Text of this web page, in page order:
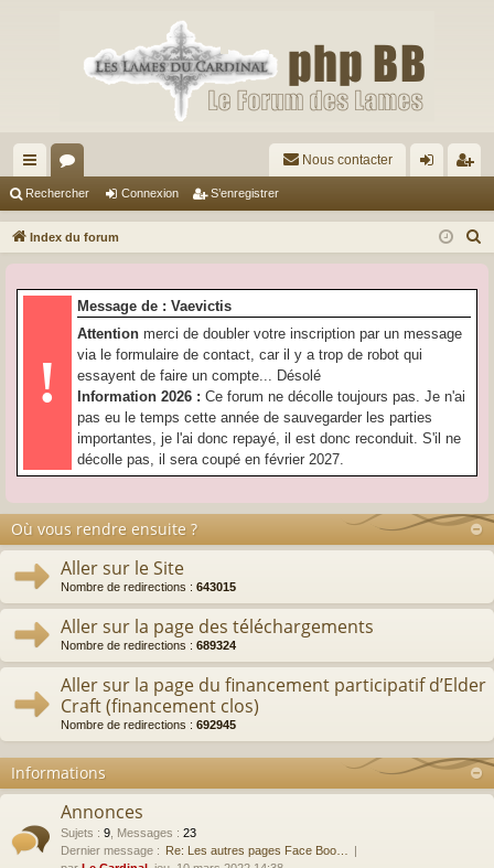
cc
ès
pi
or
u
s
Nous contacter
ne
on
nr
ist
Rechercher Connexion S’enregistrer
Index du forum
!
Message de : Vaevictis
Attention merci de doubler votre inscription par un message
via le formulaire de contact, car il y a trop de robot qui
essayent de faire un compte... Désolé
Information 2026 : Ce forum ne décolle toujours pas. Je n'ai
pas eu le temps cette année de sauvegarder les parties
importantes, je l'ai donc repayé, il est donc reconduit. S'il ne
décolle pas, il sera coupé en février 2027.
Où vous rendre ensuite ?
Aller sur le Site
Nombre de redirections : 643015
Aller sur la page des téléchargements
Nombre de redirections : 689324
Aller sur la page du financement participatif d’Elder
Craft (financement clos)
Nombre de redirections : 692945
Informations
Annonces
Sujets : 9 Messages : 23
Dernier message : Re: Les autres pages Face Boo…